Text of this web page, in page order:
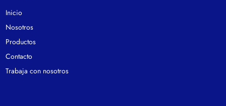
Inicio
Nosotros
Productos
Contacto
Trabaja con nosotros